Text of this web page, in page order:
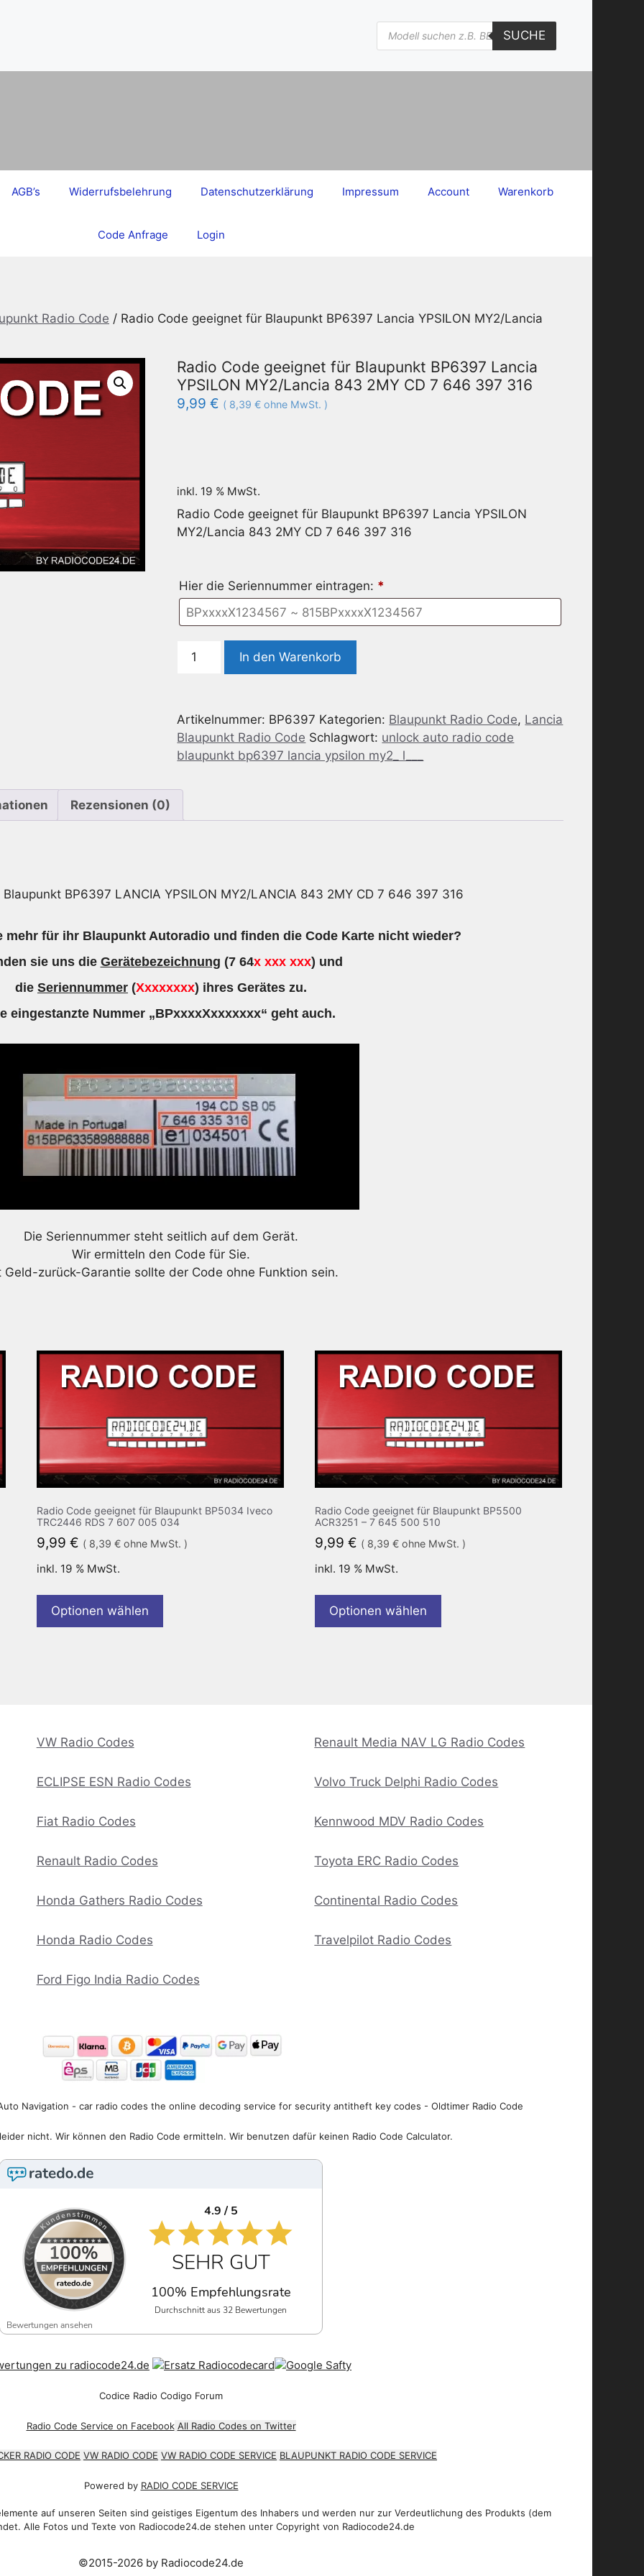
Products
search
SUCHE
AGB’s Widerrufsbelehrung Datenschutzerklärung Impressum Account Warenkorb
Code Anfrage Login
Radio Code / Radio Code geeignet für Blaupunkt BP6397 Lancia YPSILON MY2/Lancia
Radio Code geeignet für Blaupunkt BP6397 Lancia
YPSILON MY2/Lancia 843 2MY CD 7 646 397 316
9,99€ ( 8,39€ ohne MwSt. )
inkl. 19 % MwSt.
Radio Code geeignet für Blaupunkt BP6397 Lancia YPSILON
MY2/Lancia 843 2MY CD 7 646 397 316
Hier die Seriennummer eintragen: *
Radio
Blaupunkt
BP6397
Lancia
MY2/Lancia
397
Menge
In den Warenkorb
Artikelnummer: BP6397 Kategorien: Blaupunkt Radio Code, Lancia
Blaupunkt Radio Code Schlagwort: unlock auto radio code
blaupunkt bp6397 lancia ypsilon my2_ l___
Rezensionen (0)
BP6397 LANCIA YPSILON MY2/LANCIA 843 2MY CD 7 646 397 316
mehr für ihr Blaupunkt Autoradio und finden die Code Karte nicht wieder?
sie uns die Gerätebezeichnung (7 64x xxx xxx) und
die Seriennummer (Xxxxxxxx) ihres Gerätes zu.
eingestanzte Nummer „BPxxxxXxxxxxxx“ geht auch.
Die Seriennummer steht seitlich auf dem Gerät.
Wir ermitteln den Code für Sie.
Geld-zurück-Garantie sollte der Code ohne Funktion sein.
Radio Code geeignet für Blaupunkt BP5034 Iveco
TRC2446 RDS 7 607 005 034
9,99 € ( 8,39 €ohne MwSt. )
inkl. 19 % MwSt.
Optionen wählen
Radio Code geeignet für Blaupunkt BP5500
ACR3251 – 7 645 500 510
9,99 € ( 8,39 €ohne MwSt. )
inkl. 19 % MwSt.
Optionen wählen
VW Radio Codes
ECLIPSE ESN Radio Codes
Fiat Radio Codes
Renault Radio Codes
Honda Gathers Radio Codes
Honda Radio Codes
Ford Figo India Radio Codes
Renault Media NAV LG Radio Codes
Volvo Truck Delphi Radio Codes
Kennwood MDV Radio Codes
Toyota ERC Radio Codes
Continental Radio Codes
Travelpilot Radio Codes
Navigation - car radio codes the online decoding service for security antitheft key codes - Oldtimer Radio Code
nicht. Wir können den Radio Code ermitteln. Wir benutzen dafür keinen Radio Code Calculator.
4.9 / 5
SEHR GUT
100% Empfehlungsrate
Durchschnitt aus 32 Bewertungen
Bewertungen ansehen
Codice Radio Codigo Forum
Radio Code Service on Facebook All Radio Codes on Twitter
RADIO CODE VW RADIO CODE VW RADIO CODE SERVICE BLAUPUNKT RADIO CODE SERVICE
Powered by RADIO CODE SERVICE
auf unseren Seiten sind geistiges Eigentum des Inhabers und werden nur zur Verdeutlichung des Produkts (dem
Alle Fotos und Texte von Radiocode24.de stehen unter Copyright von Radiocode24.de
©2015-2026 by Radiocode24.de